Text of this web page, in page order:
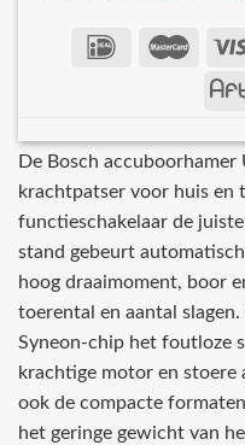
De Bosch
krachtpatser voor huis en
functieschakelaar de
stand gebeurt
hoog draaimoment, boor
toerental en aantal
Syneon-chip het foutloze
krachtige motor en stoere
ook de compacte
het geringe gewicht van